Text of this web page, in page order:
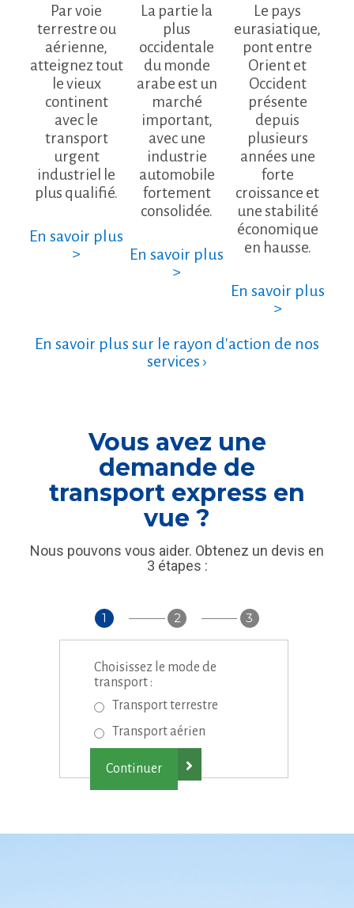
Par voie
terrestre ou
aérienne,
atteignez tout
le vieux
continent
avec le
transport
urgent
industriel le
plus qualifié.
En savoir plus
>
La partie la
plus
occidentale
du monde
arabe est un
marché
important,
avec une
industrie
automobile
fortement
consolidée.
En savoir plus
>
Le pays
eurasiatique,
pont entre
Orient et
Occident
présente
depuis
plusieurs
années une
forte
croissance et
une stabilité
économique
en hausse.
En savoir plus
>
En savoir plus sur le rayon d'action de nos
services ›
Vous avez une
demande de
transport express en
vue ?
Nous pouvons vous aider. Obtenez un devis en
3 étapes :
1 2 3
Choisissez le mode de
transport :
Transport terrestre
Transport aérien
